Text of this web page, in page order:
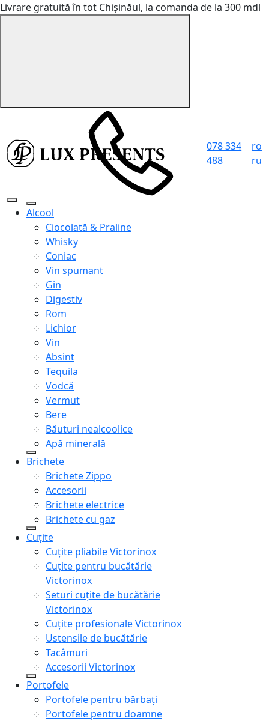
Livrare gratuită în tot Chișinăul, la comanda de la 300 mdl
078 334
488
ro
ru
Alcool
Ciocolată & Praline
Whisky
Coniac
Vin spumant
Gin
Digestiv
Rom
Lichior
Vin
Absint
Tequila
Vodcă
Vermut
Bere
Băuturi nealcoolice
Apă minerală
Brichete
Brichete Zippo
Accesorii
Brichete electrice
Brichete cu gaz
Cuțite
Cuțite pliabile Victorinox
Cuțite pentru bucătărie
Victorinox
Seturi cuțite de bucătărie
Victorinox
Cuțite profesionale Victorinox
Ustensile de bucătărie
Tacâmuri
Accesorii Victorinox
Portofele
Portofele pentru bărbați
Portofele pentru doamne